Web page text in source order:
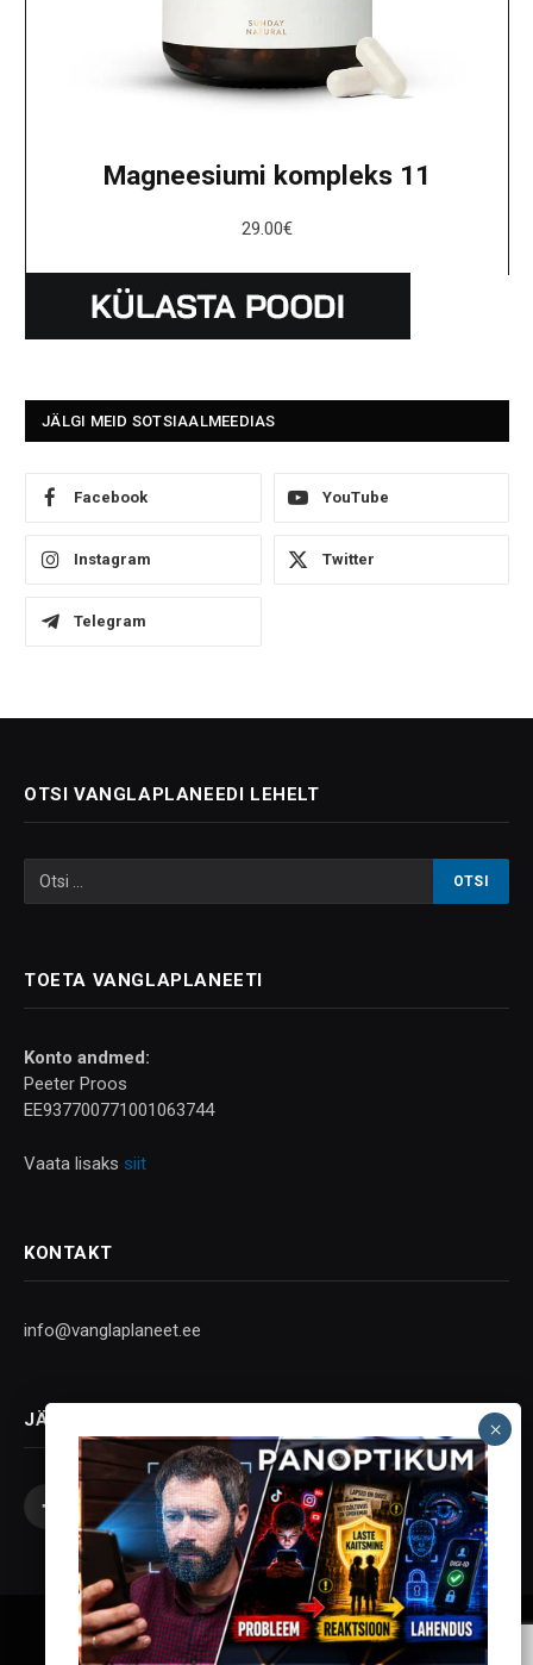
Magneesiumi kompleks 11
29.00€
JÄLGI MEID SOTSIAALMEEDIAS
Facebook YouTube
Instagram Twitter
Telegram
OTSI VANGLAPLANEEDI LEHELT
TOETA VANGLAPLANEETI
Konto andmed:
Peeter Proos
EE937700771001063744
Vaata lisaks siit
KONTAKT
info@vanglaplaneet.ee
JÄLGI SOTSIAALMEEDIAS
Facebook
X
(Twitter)
InstagramYouTubeTelegram
Vanglaplaneet - Vastupanu Vaim